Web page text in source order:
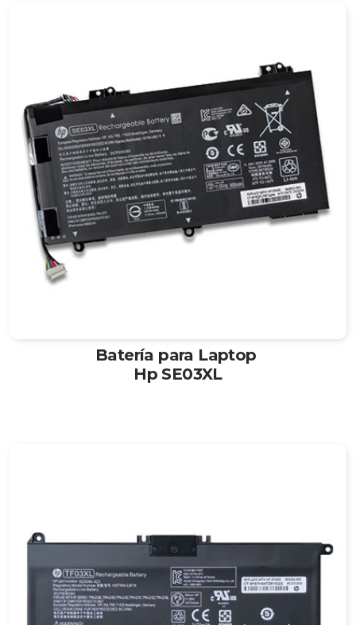
Batería para Laptop
Hp SE03XL